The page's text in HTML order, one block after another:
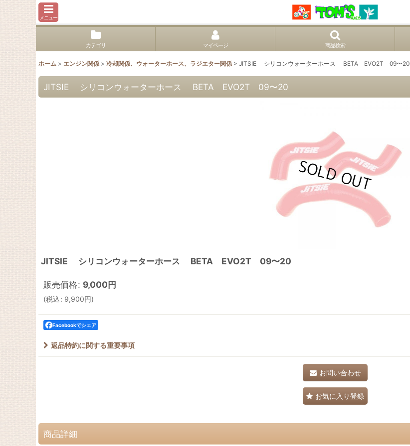
メニュー
カテゴリ マイページ 商品検索
ホーム > エンジン関係 > 冷却関係、ウォーターホース、ラジエター関係 > JITSIE シリコンウォーターホース BETA EVO2T 09〜20
JITSIE シリコンウォーターホース BETA EVO2T 09〜20
JITSIE シリコンウォーターホース BETA EVO2T 09〜20
販売価格: 9,000円
(税込: 9,900円)
Facebookでシェア
返品特約に関する重要事項
お問い合わせ
お気に入り登録
商品詳細